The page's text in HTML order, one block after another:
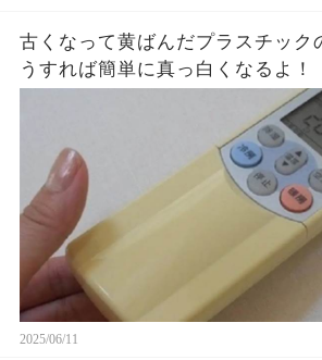
古くなって黄ばんだプラスチック
うすれば簡単に真っ白くなるよ！
2025/06/11